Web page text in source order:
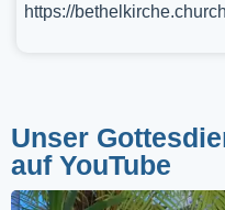
https://
Unser
auf YouTube